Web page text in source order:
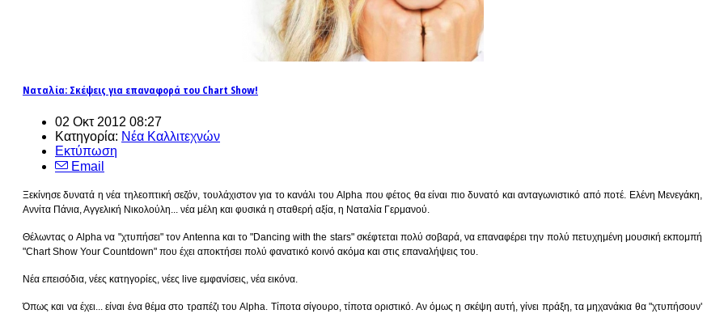
Ναταλία: Σκέψεις για επαναφορά του Chart Show!
02 Οκτ 2012 08:27
Κατηγορία: Νέα Καλλιτεχνών
Εκτύπωση
Email
Ξεκίνησε δυνατά η νέα τηλεοπτική σεζόν, τουλάχιστον για το κανάλι του Alpha που φέτος θα είναι πιο δυνατό και ανταγωνιστικό από ποτέ. Ελένη Μενεγάκη,
Αννίτα Πάνια, Αγγελική Νικολούλη... νέα μέλη και φυσικά η σταθερή αξία, η Ναταλία Γερμανού.
Θέλωντας ο Alpha να "χτυπήσει" τον Antenna και το "Dancing with the stars" σκέφτεται πολύ σοβαρά, να επαναφέρει την πολύ πετυχημένη μουσική εκπομπή
"Chart Show Your Countdown" που έχει αποκτήσει πολύ φανατικό κοινό ακόμα και στις επαναλήψεις του.
Νέα επεισόδια, νέες κατηγορίες, νέες live εμφανίσεις, νέα εικόνα.
Όπως και να έχει... είναι ένα θέμα στο τραπέζι του Alpha. Tίποτα σίγουρο, τίποτα οριστικό. Αν όμως η σκέψη αυτή, γίνει πράξη, τα μηχανάκια θα "χτυπήσουν'